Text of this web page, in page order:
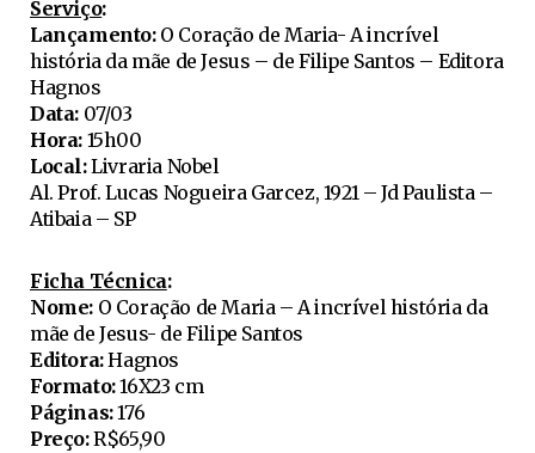
Serviço:
Lançamento: O Coração de Maria- A incrível
história da mãe de Jesus – de Filipe Santos – Editora
Hagnos
Data: 07/03
Hora: 15h00
Local:Livraria Nobel
Al. Prof. Lucas Nogueira Garcez, 1921 – Jd Paulista –
Atibaia – SP
Ficha Técnica:
Nome: O Coração de Maria – A incrível história da
mãe de Jesus- de Filipe Santos
Editora:Hagnos
Formato:16X23 cm
Páginas:176
Preço:R$65,90